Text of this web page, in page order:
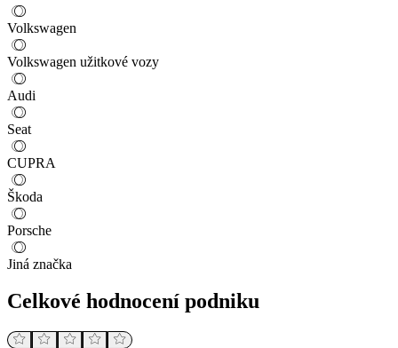
Volkswagen
Volkswagen užitkové vozy
Audi
Seat
CUPRA
Škoda
Porsche
Jiná značka
Celkové hodnocení podniku